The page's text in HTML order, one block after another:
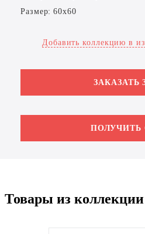
Размер: 60x60
Добавить коллекцию в
ЗАКАЗАТЬ
ПОЛУЧИТЬ
Товары из